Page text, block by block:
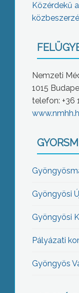
Közérdekű
Nemzeti
1015
telefon: +36
Gyöngyösi
Gyöngyösi
Pályázati
Gyöngyös